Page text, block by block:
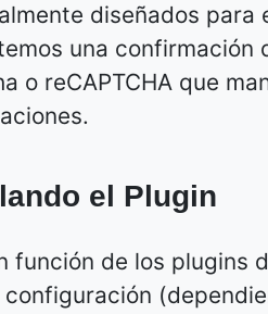
diseñados para
una confirmación
o reCAPTCHA que
el Plugin
función de los plugins
configuración